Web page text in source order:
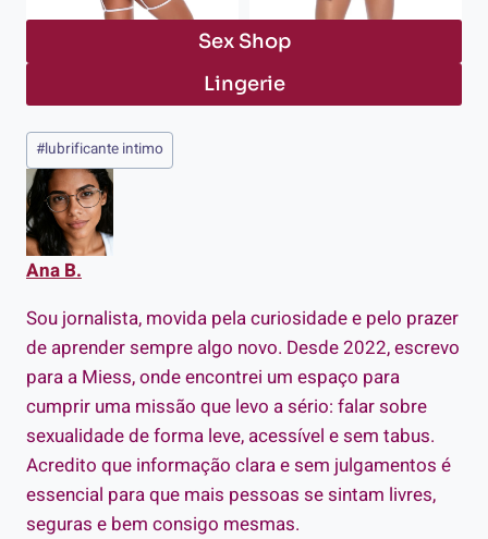
Sex Shop
Lingerie
Tags
do
Post:
#lubrificante intimo
Ana B.
Sou jornalista, movida pela curiosidade e pelo prazer
de aprender sempre algo novo. Desde 2022, escrevo
para a Miess, onde encontrei um espaço para
cumprir uma missão que levo a sério: falar sobre
sexualidade de forma leve, acessível e sem tabus.
Acredito que informação clara e sem julgamentos é
essencial para que mais pessoas se sintam livres,
seguras e bem consigo mesmas.